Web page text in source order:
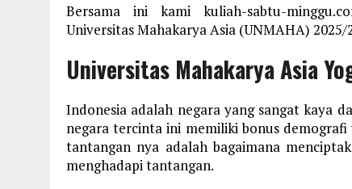
Bersama ini kami kuliah-sabtu-
Universitas Mahakarya Asia (UNMAHA) 2025/
Universitas Mahakarya Asia
Indonesia adalah negara yang sangat kaya
negara tercinta ini memiliki bonus demografi
tantangan nya adalah bagaimana
menghadapi tantangan.